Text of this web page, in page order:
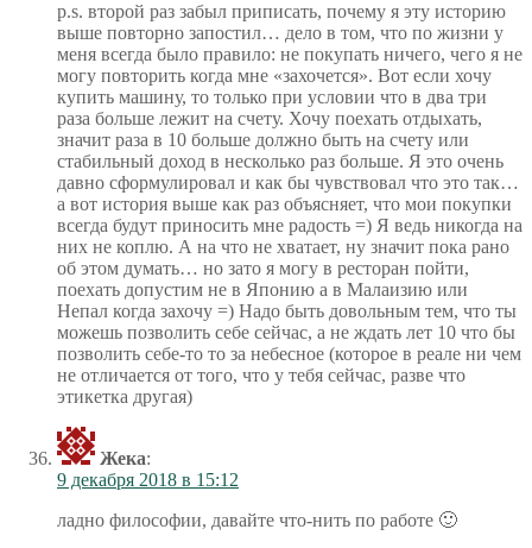
p.s. второй раз забыл приписать, почему я эту историю
выше повторно запостил… дело в том, что по жизни у
меня всегда было правило: не покупать ничего, чего я не
могу повторить когда мне «захочется». Вот если хочу
купить машину, то только при условии что в два три
раза больше лежит на счету. Хочу поехать отдыхать,
значит раза в 10 больше должно быть на счету или
стабильный доход в несколько раз больше. Я это очень
давно сформулировал и как бы чувствовал что это так…
а вот история выше как раз объясняет, что мои покупки
всегда будут приносить мне радость =) Я ведь никогда на
них не коплю. А на что не хватает, ну значит пока рано
об этом думать… но зато я могу в ресторан пойти,
поехать допустим не в Японию а в Малаизию или
Непал когда захочу =) Надо быть довольным тем, что ты
можешь позволить себе сейчас, а не ждать лет 10 что бы
позволить себе-то то за небесное (которое в реале ни чем
не отличается от того, что у тебя сейчас, разве что
этикетка другая)
Жека:
9 декабря 2018 в 15:12
ладно философии, давайте что-нить по работе 🙂